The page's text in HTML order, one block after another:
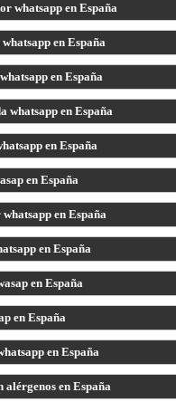
whatsapp en España
en España
en España
whatsapp en España
en España
en España
en España
en España
en España
en España
en España
alérgenos en España